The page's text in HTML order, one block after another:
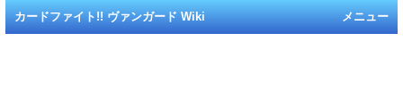
メニュー
カードファイト!! ヴァンガード Wiki